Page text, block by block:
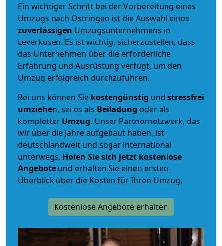
Ein wichtiger Schritt bei der Vorbereitung eines
Umzugs nach Östringen ist die Auswahl eines
zuverlässigen Umzugsunternehmens in
Leverkusen. Es ist wichtig, sicherzustellen, dass
das Unternehmen über die erforderliche
Erfahrung und Ausrüstung verfügt, um den
Umzug erfolgreich durchzuführen.
Bei uns können Sie kostengünstig und stressfrei
umziehen, sei es als Beiladung oder als
kompletter Umzug. Unser Partnernetzwerk, das
wir über die Jahre aufgebaut haben, ist
deutschlandweit und sogar international
unterwegs. Holen Sie sich jetzt kostenlose
Angebote und erhalten Sie einen ersten
Überblick über die Kosten für Ihren Umzug.
Kostenlose Angebote erhalten